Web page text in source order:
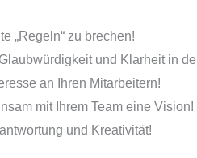
„Regeln“ zu brechen!
und Klarheit in
an Ihren Mitarbeitern!
mit Ihrem Team eine Vision!
und Kreativität!